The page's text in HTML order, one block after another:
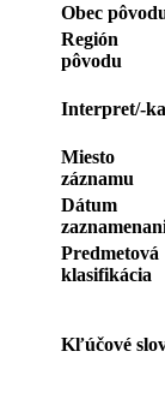
Obec
Región
pôvodu
Interpret/-ka
Miesto
záznamu
Dátum
Predmetová
klasifikácia
Kľúčové